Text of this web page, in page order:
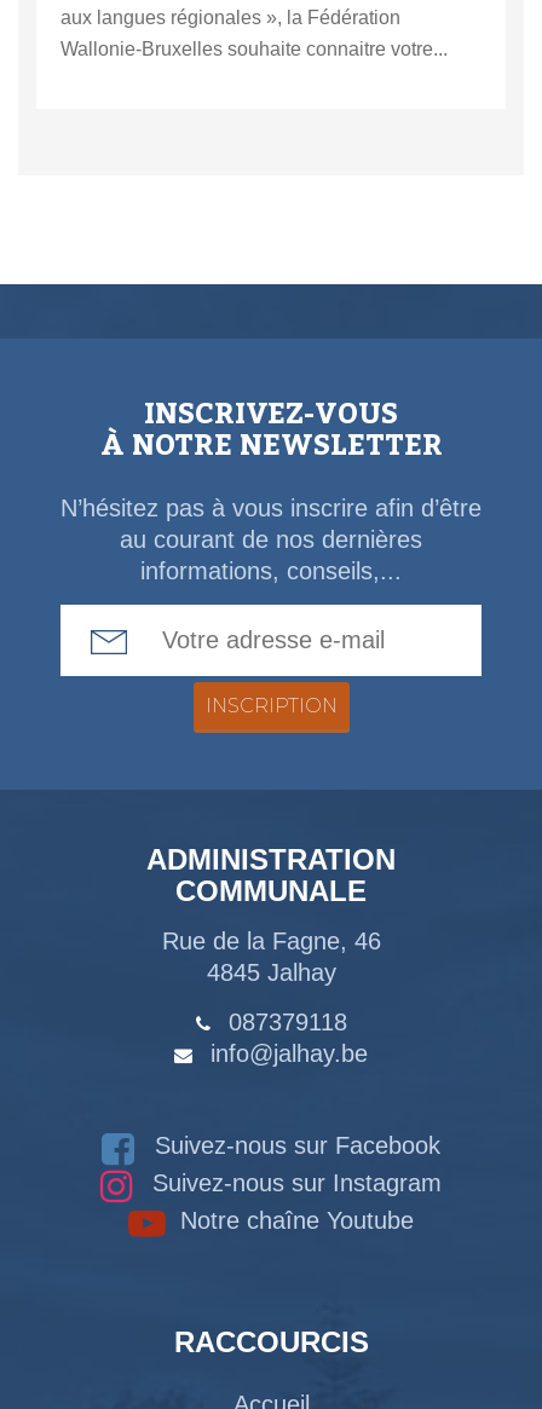
aux langues régionales », la Fédération
Wallonie-Bruxelles souhaite connaitre votre...
INSCRIVEZ-VOUS
À NOTRE NEWSLETTER
N’hésitez pas à vous inscrire afin d’être
au courant de nos dernières
informations, conseils,...
ADMINISTRATION
COMMUNALE
Rue de la Fagne, 46
4845 Jalhay
087379118
info@jalhay.be
Suivez-nous sur Facebook
Suivez-nous sur Instagram
Notre chaîne Youtube
RACCOURCIS
Accueil